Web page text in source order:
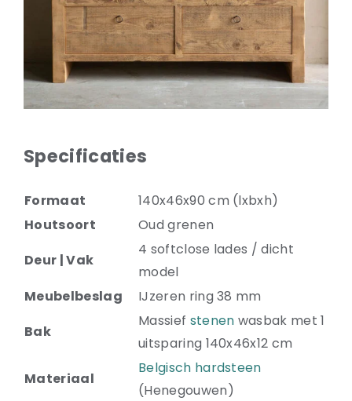
Natuurstenen bakken
Wandtegels
HEKWERK
KASTEN
BANKEN
RADIATOREN
LAMPEN
KEUKENBLOKKEN
TRAPPEN
PORSELEINEN BAKKEN
Specificaties
Formaat
140x46x90 cm (lxbxh)
Houtsoort
Oud grenen
Deur | Vak
4 softclose lades / dicht
model
Meubelbeslag
IJzeren ring 38 mm
Bak
Massief stenen wasbak met 1
uitsparing 140x46x12 cm
Materiaal
Belgisch hardsteen
(Henegouwen)